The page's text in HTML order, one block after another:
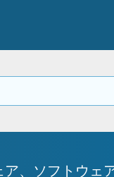
、ソフトウェ